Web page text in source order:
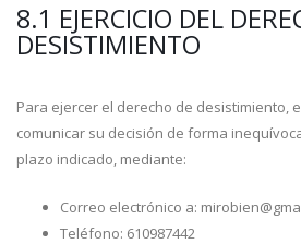
8.1 EJERCICIO DEL
DESISTIMIENTO
Para ejercer el derecho de desistimiento,
comunicar su decisión de forma
plazo indicado, mediante:
Correo electrónico a:
Teléfono: 610987442